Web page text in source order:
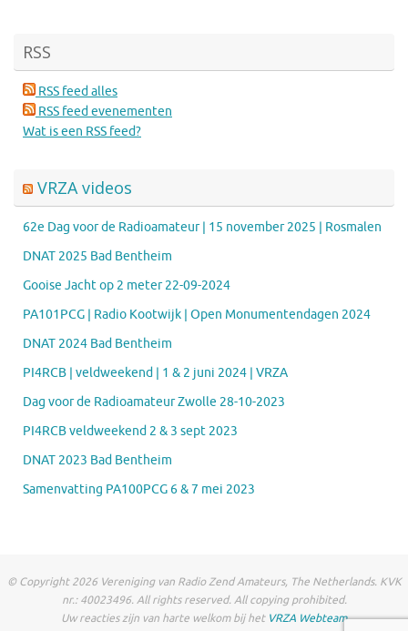
RSS
RSS feed alles
RSS feed evenementen
Wat is een RSS feed?
VRZA videos
62e Dag voor de Radioamateur | 15 november 2025 | Rosmalen
DNAT 2025 Bad Bentheim
Gooise Jacht op 2 meter 22-09-2024
PA101PCG | Radio Kootwijk | Open Monumentendagen 2024
DNAT 2024 Bad Bentheim
PI4RCB | veldweekend | 1 & 2 juni 2024 | VRZA
Dag voor de Radioamateur Zwolle 28-10-2023
PI4RCB veldweekend 2 & 3 sept 2023
DNAT 2023 Bad Bentheim
Samenvatting PA100PCG 6 & 7 mei 2023
© Copyright 2026 Vereniging van Radio Zend Amateurs, The Netherlands. KVK
nr.: 40023496. All rights reserved. All copying prohibited.
Uw reacties zijn van harte welkom bij het VRZA Webteam